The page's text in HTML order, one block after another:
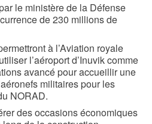
le ministère de la Défense
de 230 millions de
à l’Aviation royale
l’aéroport d’Inuvik comme
avancé pour accueillir une
militaires pour les
NORAD.
des occasions économiques